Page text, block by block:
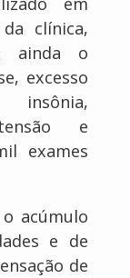
clínica,
ainda o
excesso
insônia,
e
exames
acúmulo
e de
de